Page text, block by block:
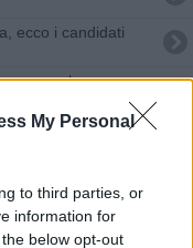
My Personal
to third parties, or
information for
below opt-out
ecco i candidati
per la pace
la pace in Ucraina
organo al Duomo